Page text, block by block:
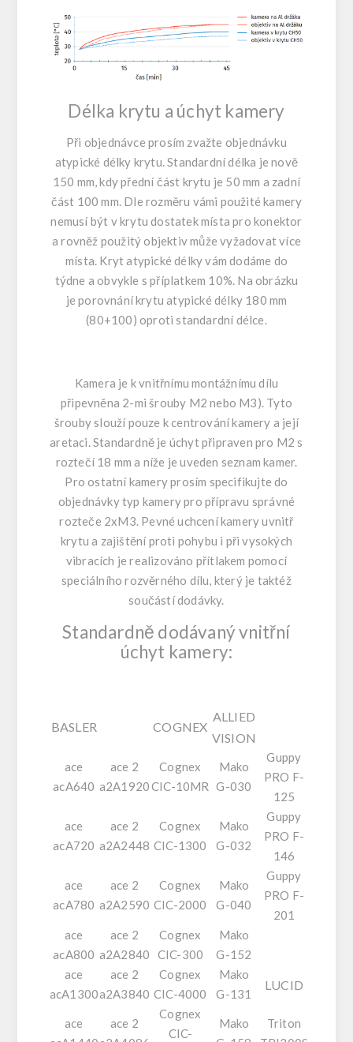
Délka krytu a úchyt kamery
Při objednávce prosím zvažte objednávku
atypické délky krytu. Standardní délka je nově
150 mm, kdy přední část krytu je 50 mm a zadní
část 100 mm. Dle rozměru vámi použité kamery
nemusí být v krytu dostatek místa pro konektor
a rovněž použitý objektiv může vyžadovat více
místa. Kryt atypické délky vám dodáme do
týdne a obvykle s příplatkem 10%. Na obrázku
je porovnání krytu atypické délky 180 mm
(80+100) oproti standardní délce.
Kamera je k vnitřnímu montážnímu dílu
připevněna 2-mi šrouby M2 nebo M3). Tyto
šrouby slouží pouze k centrování kamery a její
aretaci. Standardně je úchyt připraven pro M2 s
roztečí 18 mm a níže je uveden seznam kamer.
Pro ostatní kamery prosím specifikujte do
objednávky typ kamery pro přípravu správné
rozteče 2xM3. Pevné uchcení kamery uvnitř
krytu a zajištění proti pohybu i při vysokých
vibracích je realizováno přítlakem pomocí
speciálního rozvěrného dílu, který je taktéž
součástí dodávky.
Standardně dodávaný vnitřní
úchyt kamery:
BASLER COGNEX
ALLIED
VISION
ace
acA640
ace 2
a2A1920
Cognex
CIC-10MR
Mako
G-030
Guppy
PRO F-
125
ace
acA720
ace 2
a2A2448
Cognex
CIC-1300
Mako
G-032
Guppy
PRO F-
146
ace
acA780
ace 2
a2A2590
Cognex
CIC-2000
Mako
G-040
Guppy
PRO F-
201
ace
acA800
ace 2
a2A2840
Cognex
CIC-300
Mako
G-152
ace
acA1300
ace 2
a2A3840
Cognex
CIC-4000
Mako
G-131
LUCID
ace
ace 2
Cognex
CIC-
Mako
Triton